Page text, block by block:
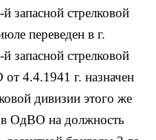
запасной стрелковой
переведен в г.
запасной стрелковой
4.4.1941 г. назначен
дивизии этого же
в ОдВО на должность